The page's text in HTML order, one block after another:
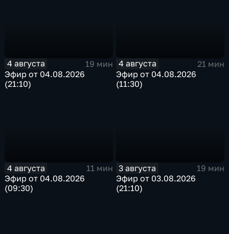
4 августа
19 мин
Эфир от 04.08.2026
(21:10)
4 августа
21 мин
Эфир от 04.08.2026
(11:30)
4 августа
11 мин
Эфир от 04.08.2026
(09:30)
3 августа
19 мин
Эфир от 03.08.2026
(21:10)